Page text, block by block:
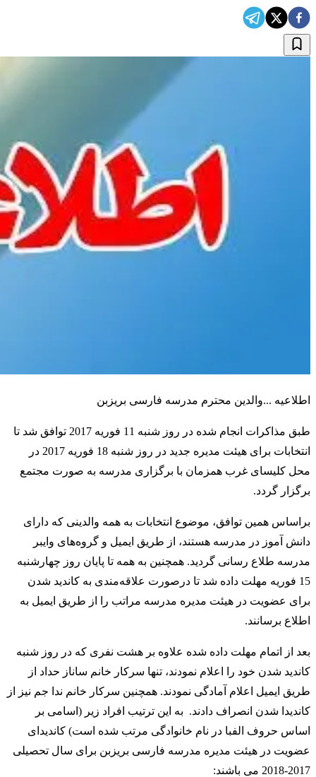
اطلاعیه ...والدین محترم مدرسه فارسی بریزبن
طبق مذاکرات انجام شده در روز شنبه 11 فوریه 2017 توافق شد تا
انتخابات برای هیئت مدیره جدید در روز شنبه 18 فوریه 2017 در
محل کلیسای غرب همزمان با برگزاری مدرسه به صورت مجتمع
برگزار گردد.
براساس همین توافق، موضوع انتخابات به همه والدینی که دارای
دانش آموز در مدرسه هستند، از طریق ایمیل و گروه‌های وایبر
مدرسه طلاع رسانی گردید. همچنین به همه تا پایان روز چهارشنبه
15 فوریه مهلت داده شد تا درصورت علاقه‌مندی به کاندید شدن
برای عضویت در هیئت مدیره مدرسه مراتب را از طریق ایمیل به
اطلاع برسانند.
بعد از اتمام مهلت داده شده علاوه بر هشت نفری که در روز شنبه
کاندید شدن خود را اعلام نمودند، تنها سرکار خانم ساناز حداد از
طریق ایمیل اعلام آمادگی نمودند. همچنین سرکار خانم ندا جم نیز از
کاندیدا شدن انصراف دادند. به این ترتیب افراد زیر (اسامی بر
اساس حروف الفبا در نام خانوادگی مرتب شده است) کاندیدای
عضویت در هیئت مدیره مدرسه فارسی بریزبن برای سال تحصیلی
2017-2018 می باشند: